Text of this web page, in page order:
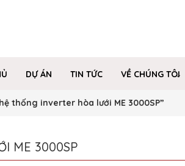
DỰ ÁN TIN TỨC VỀ CHÚNG TÔI
thống inverter hòa lưới ME 3000SP”
ME 3000SP